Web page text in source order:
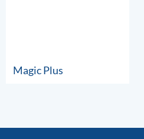
Magic Plus